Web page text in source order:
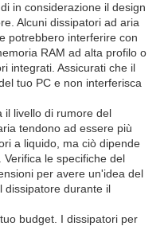
in considerazione il design
Alcuni dissipatori ad aria
potrebbero interferire con
RAM ad alta profilo o
integrati. Assicurati che il
tuo PC e non interferisca
il livello di rumore del
tendono ad essere più
a liquido, ma ciò dipende
le specifiche del
per avere un'idea del
dissipatore durante il
budget. I dissipatori per